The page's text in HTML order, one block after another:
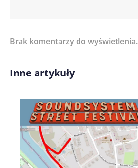
Imię/ Nick*
Brak komentarzy do wyświetlenia.
Inne artykuły